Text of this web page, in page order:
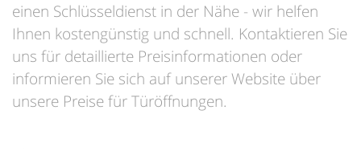
einen Schlüsseldienst in der Nähe - wir helfen
Ihnen kostengünstig und schnell. Kontaktieren Sie
uns für detaillierte Preisinformationen oder
informieren Sie sich auf unserer Website über
unsere Preise für Türöffnungen.